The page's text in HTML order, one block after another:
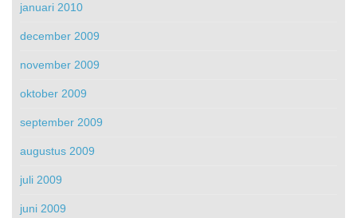
januari 2010
december 2009
november 2009
oktober 2009
september 2009
augustus 2009
juli 2009
juni 2009